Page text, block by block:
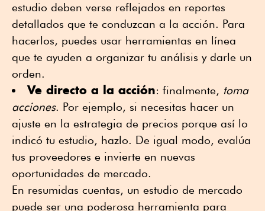
estudio deben verse reflejados en reportes
detallados que te conduzcan a la acción. Para
hacerlos, puedes usar herramientas en línea
que te ayuden a organizar tu análisis y darle un
orden.
Ve directo a la acción: finalmente, toma
acciones. Por ejemplo, si necesitas hacer un
ajuste en la estrategia de precios porque así lo
indicó tu estudio, hazlo. De igual modo, evalúa
tus proveedores e invierte en nuevas
oportunidades de mercado.
En resumidas cuentas, un estudio de mercado
puede ser una poderosa herramienta para